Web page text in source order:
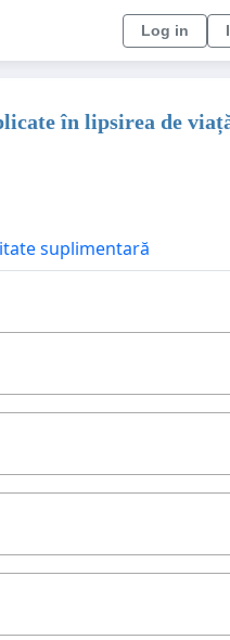
Log in
în lipsirea de
suplimentară